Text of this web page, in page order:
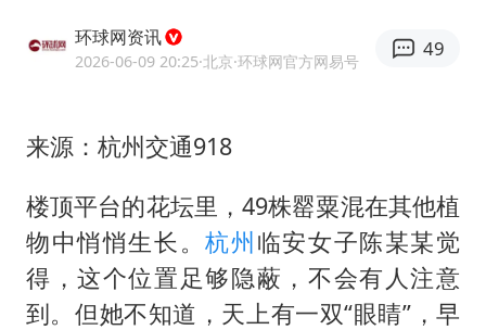
哥伦比亚强震已致超20人死亡
高铁双人座被免票儿童挤成3人座
国内发现多起“Sorry”勒索病毒攻击
上海将苏州河水强排至黄浦江
环球网资讯
2026-06-09 20:25·北京·环球网官方网易号
49
来源：杭州交通918
楼顶平台的花坛里，49株罂粟混在其他植
物中悄悄生长。杭州临安女子陈某某觉
得，这个位置足够隐蔽，不会有人注意
到。但她不知道，天上有一双“眼睛”，早